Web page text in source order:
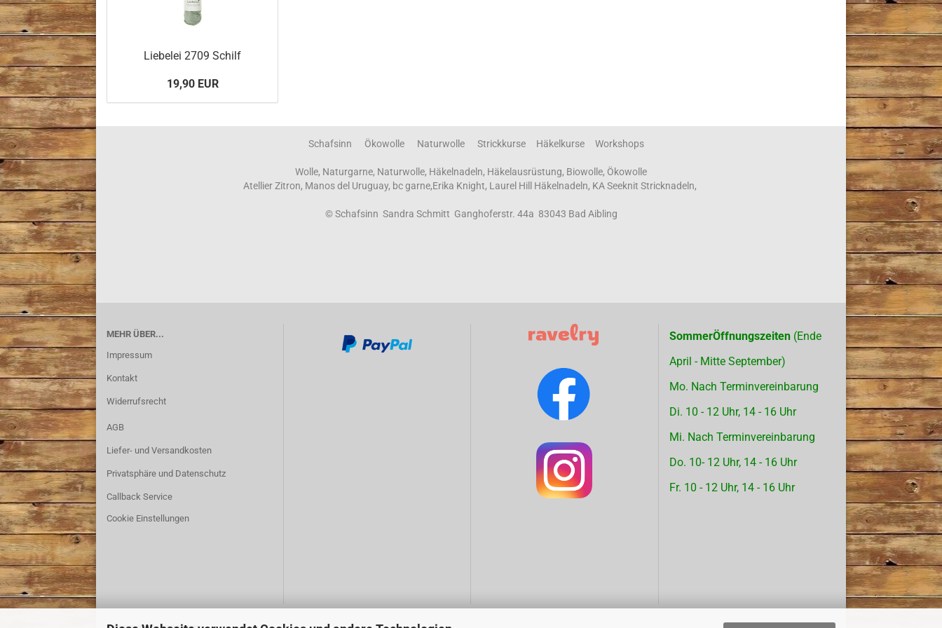
Liebelei 2709 Schilf
19,90 EUR
Schafsinn Ökowolle Naturwolle Strickkurse Häkelkurse Workshops
Wolle, Naturgarne, Naturwolle, Häkelnadeln, Häkelausrüstung, Biowolle, Ökowolle
Atellier Zitron, Manos del Uruguay, bc garne,Erika Knight, Laurel Hill Häkelnadeln, KA Seeknit Stricknadeln,
© Schafsinn Sandra Schmitt Ganghoferstr. 44a 83043 Bad Aibling
MEHR ÜBER...
Impressum
Kontakt
Widerrufsrecht
AGB
Liefer- und Versandkosten
Privatsphäre und Datenschutz
Callback Service
Cookie Einstellungen
SommerÖffnungszeiten(Ende
April - Mitte September)
Mo. Nach Terminvereinbarung
Di. 10 - 12 Uhr, 14 - 16 Uhr
Mi. Nach Terminvereinbarung
Do. 10- 12 Uhr, 14 - 16 Uhr
Fr. 10 - 12 Uhr, 14 - 16 Uhr